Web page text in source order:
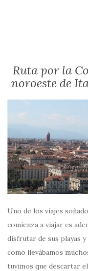
Ruta por la
noroeste de
Uno de los viajes
comienza a viajar es
disfrutar de sus playas
como llevábamos
tuvimos que descartar